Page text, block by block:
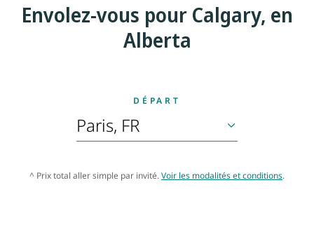
Envolez-vous pour Calgary, en
Alberta
DÉPART
^ Prix total aller simple par invité.Voir les modalités et conditions.